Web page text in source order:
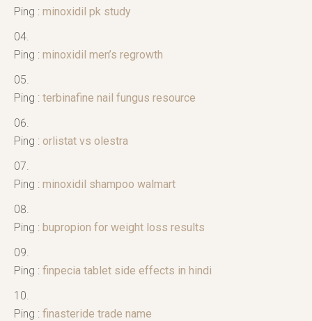
Ping : minoxidil pk study
Ping : minoxidil men’s regrowth
Ping : terbinafine nail fungus resource
Ping : orlistat vs olestra
Ping : minoxidil shampoo walmart
Ping : bupropion for weight loss results
Ping : finpecia tablet side effects in hindi
Ping : finasteride trade name